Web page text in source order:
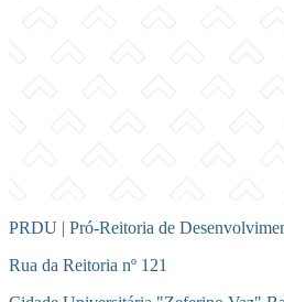
PRDU | Pró-Reitoria de
Rua da Reitoria nº 121